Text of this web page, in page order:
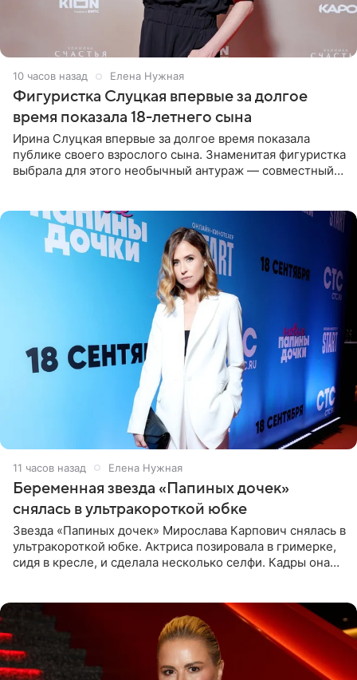
10 часов назад Елена Нужная
Фигуристка Слуцкая впервые за долгое
время показала 18-летнего сына
Ирина Слуцкая впервые за долгое время показала
публике своего взрослого сына. Знаменитая фигуристка
выбрала для этого необычный антураж — совместный
11 часов назад Елена Нужная
Беременная звезда «Папиных дочек»
снялась в ультракороткой юбке
Звезда «Папиных дочек» Мирослава Карпович снялась в
ультракороткой юбке. Актриса позировала в гримерке,
сидя в кресле, и сделала несколько селфи. Кадры она